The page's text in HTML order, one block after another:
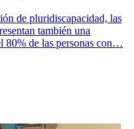
de pluridiscapacidad, las
también una
80% de las personas con…